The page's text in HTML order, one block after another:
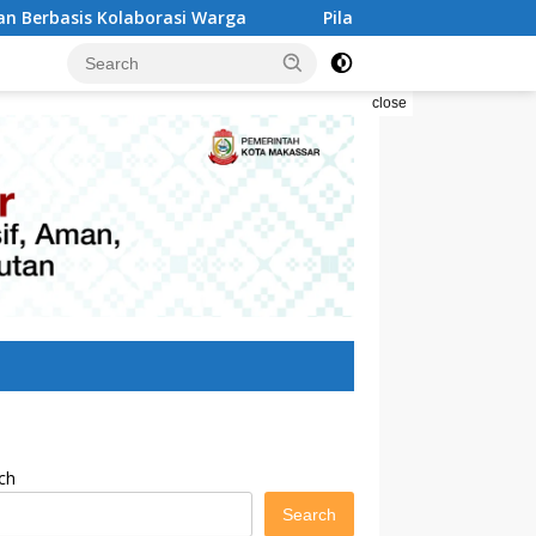
Warga Pilah Sampah Solusi Menyelamatkan
close
Search